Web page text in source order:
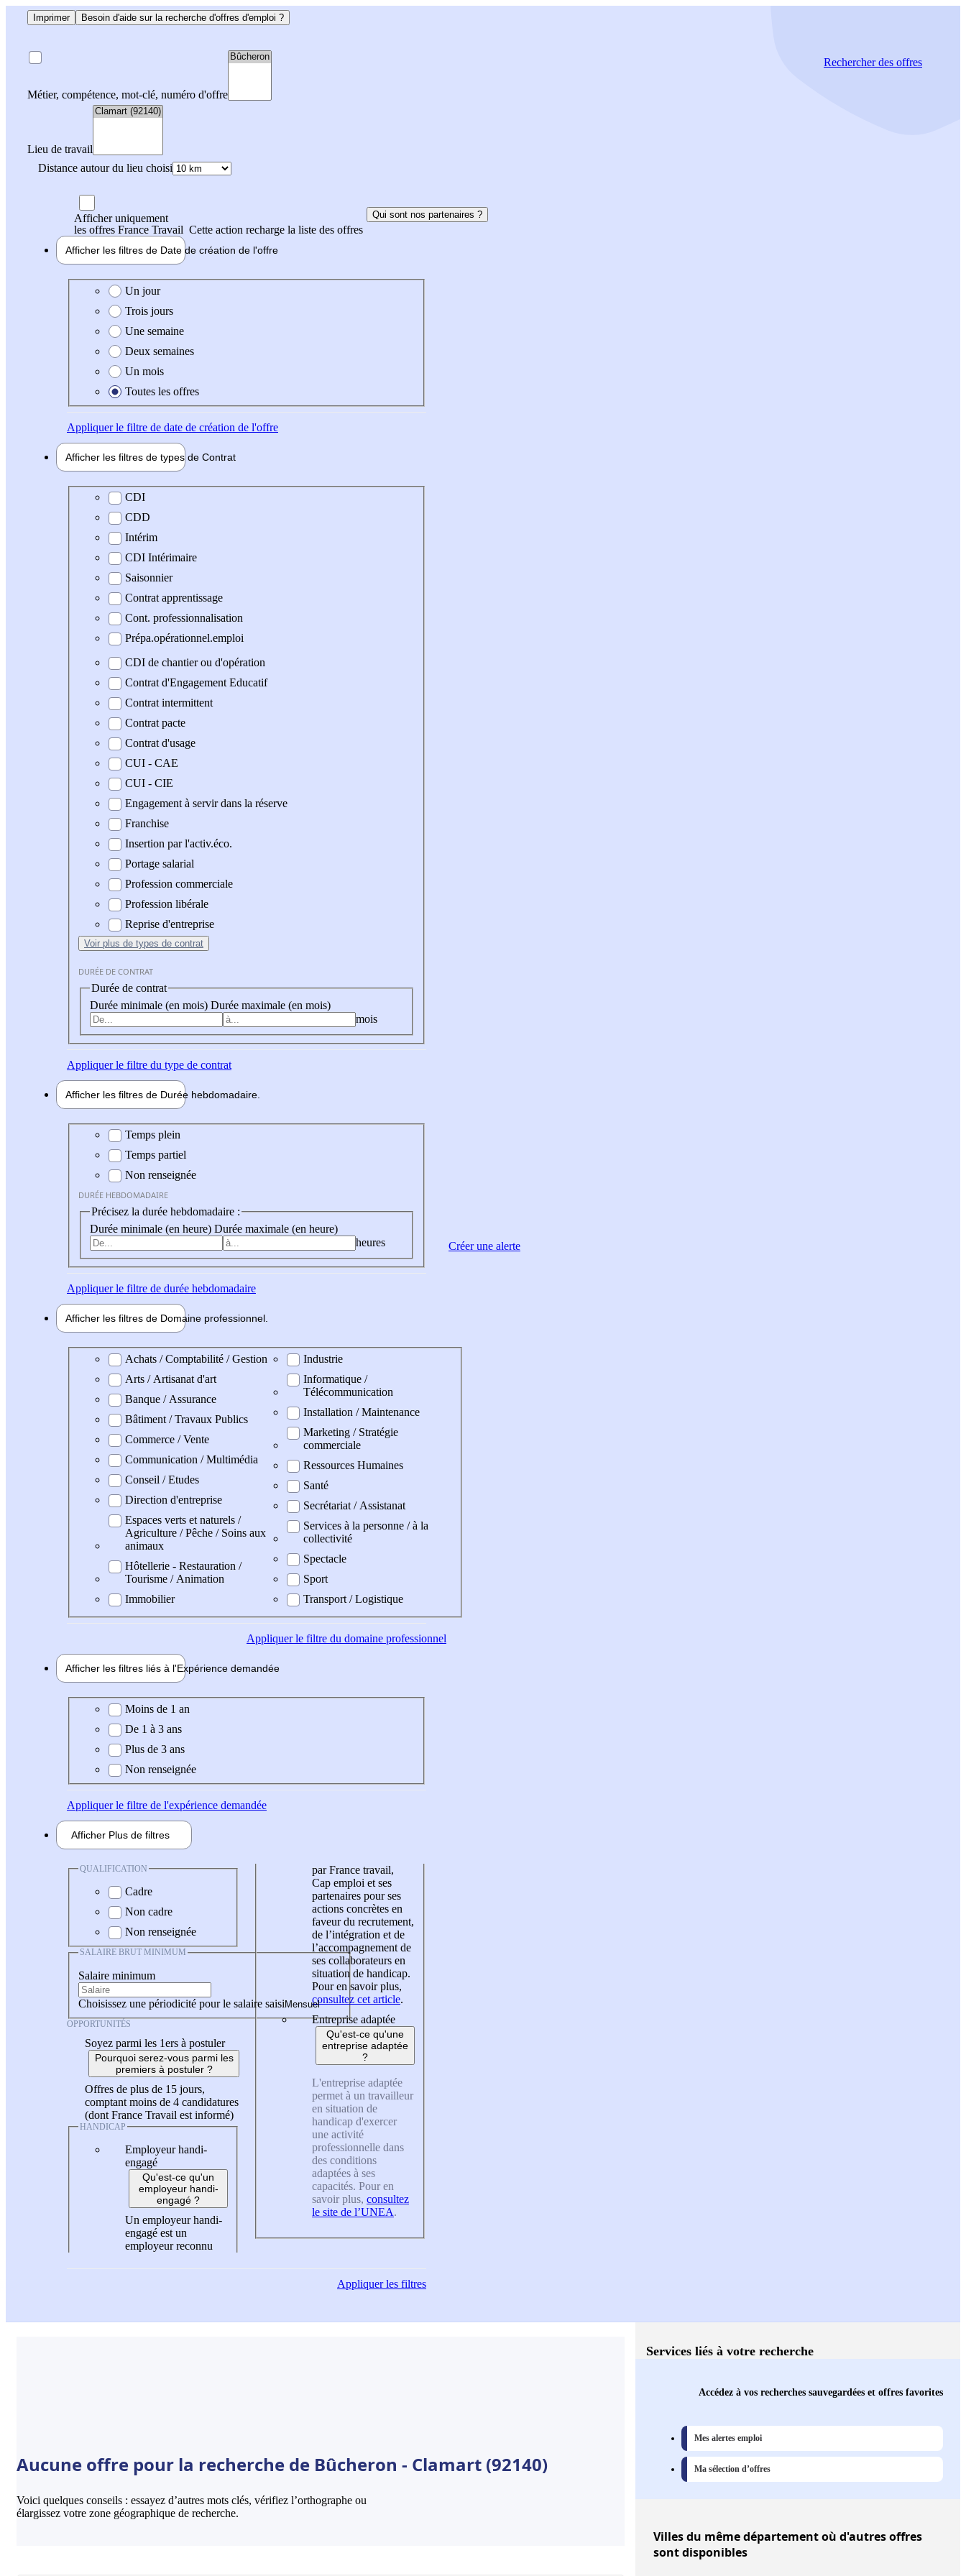
Imprimer Besoin d'aide sur la recherche d'offres d'emploi ?
Métier, compétence, mot-clé, numéro d'offre
Lieu de travail
Distance autour du lieu choisi
Rechercherdes offres
Afficher uniquement
les offres France Travail Cette action recharge la liste des offres
Qui sont nos partenaires ?
Afficher les filtres de Date de création de l'offre
Date de création de l'offre
Un jour
Trois jours
Une semaine
Deux semaines
Un mois
Toutes les offres
Appliquerle filtre de date de création de l'offre
Afficher les filtres de types de Contrat
Type de contrat
CDI
CDD
Intérim
CDI Intérimaire
Saisonnier
Contrat apprentissage
Cont. professionnalisation
Prépa.opérationnel.emploi
CDI de chantier ou d'opération
Contrat d'Engagement Educatif
Contrat intermittent
Contrat pacte
Contrat d'usage
CUI - CAE
CUI - CIE
Engagement à servir dans la réserve
Franchise
Insertion par l'activ.éco.
Portage salarial
Profession commerciale
Profession libérale
Reprise d'entreprise
Voir plus de types de contrat
DURÉE DE CONTRAT
Durée de contrat
Durée minimale (en mois) Durée maximale (en mois)
mois
Appliquerle filtre du type de contrat
Afficher les filtres de Durée hebdomadaire
Durée hebdomadaire
Temps plein
Temps partiel
Non renseignée
DURÉE HEBDOMADAIRE
Précisez la durée hebdomadaire :
Durée minimale (en heure) Durée maximale (en heure)
heures
Appliquerle filtre de durée hebdomadaire
Afficher les filtres de Domaine professionnel
Domaine professionel
Achats / Comptabilité / Gestion
Arts / Artisanat d'art
Banque / Assurance
Bâtiment / Travaux Publics
Commerce / Vente
Communication / Multimédia
Conseil / Etudes
Direction d'entreprise
Espaces verts et naturels /
Agriculture / Pêche / Soins aux
animaux
Hôtellerie - Restauration /
Tourisme / Animation
Immobilier
Industrie
Informatique /
Télécommunication
Installation / Maintenance
Marketing / Stratégie
commerciale
Ressources Humaines
Santé
Secrétariat / Assistanat
Services à la personne / à la
collectivité
Spectacle
Sport
Transport / Logistique
Appliquerle filtre du domaine professionnel
Afficher les filtres liés à l'Expérience demandée
Expérience demandée
Moins de 1 an
De 1 à 3 ans
Plus de 3 ans
Non renseignée
Appliquerle filtre de l'expérience demandée
Afficher Plus de filtres
QUALIFICATION
Cadre
Non cadre
Non renseignée
SALAIRE BRUT MINIMUM
Salaire minimum
Choisissez une périodicité pour le salaire saisi
OPPORTUNITÉS
Soyez parmi les 1ers à postuler
Pourquoi serez-vous parmi les
premiers à postuler ?
Offres de plus de 15 jours,
comptant moins de 4 candidatures
(dont France Travail est informé)
HANDICAP
Employeur handi-
engagé
Qu'est-ce qu'un
employeur handi-
engagé ?
Un employeur handi-
engagé est un
employeur reconnu
par France travail,
Cap emploi et ses
partenaires pour ses
actions concrètes en
faveur du recrutement,
de l’intégration et de
l’accompagnement de
ses collaborateurs en
situation de handicap.
Pour en savoir plus,
consultez cet article.
Entreprise adaptée
Qu'est-ce qu'une
entreprise adaptée
?
L'entreprise adaptée
permet à un travailleur
en situation de
handicap d'exercer
une activité
professionnelle dans
des conditions
adaptées à ses
capacités. Pour en
savoir plus, consultez
le site de l’UNEA.
Appliquerles filtres
Créer une alerte
Aucune offre pour la recherche de Bûcheron - Clamart (92140)
Voici quelques conseils : essayez d’autres mots clés, vérifiez l’orthographe ou
élargissez votre zone géographique de recherche.
Services liés à votre recherche
Accédez à vos recherches sauvegardées et offres favorites
Mes alertes emploi
Ma sélection d’offres
Villesdu même département où d'autres offres
sont disponibles